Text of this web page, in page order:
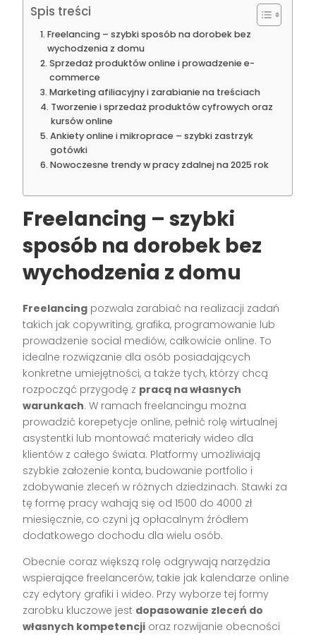
Spis treści
Freelancing – szybki sposób na dorobek bez
wychodzenia z domu
Sprzedaż produktów online i prowadzenie e-
commerce
Marketing afiliacyjny i zarabianie na treściach
Tworzenie i sprzedaż produktów cyfrowych oraz
kursów online
Ankiety online i mikroprace – szybki zastrzyk
gotówki
Nowoczesne trendy w pracy zdalnej na 2025 rok
Freelancing – szybki
sposób na dorobek bez
wychodzenia z domu
Freelancing pozwala zarabiać na realizacji zadań
takich jak copywriting, grafika, programowanie lub
prowadzenie social mediów, całkowicie online. To
idealne rozwiązanie dla osób posiadających
konkretne umiejętności, a także tych, którzy chcą
rozpocząć przygodę z pracą na własnych
warunkach. W ramach freelancingu można
prowadzić korepetycje online, pełnić rolę wirtualnej
asystentki lub montować materiały wideo dla
klientów z całego świata. Platformy umożliwiają
szybkie założenie konta, budowanie portfolio i
zdobywanie zleceń w różnych dziedzinach. Stawki za
tę formę pracy wahają się od 1500 do 4000 zł
miesięcznie, co czyni ją opłacalnym źródłem
dodatkowego dochodu dla wielu osób.
Obecnie coraz większą rolę odgrywają narzędzia
wspierające freelancerów, takie jak kalendarze online
czy edytory grafiki i wideo. Przy wyborze tej formy
zarobku kluczowe jest dopasowanie zleceń do
własnych kompetencji oraz rozwijanie obecności